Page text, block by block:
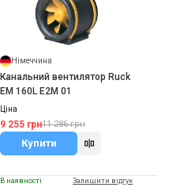
Німеччина
Канальний вентилятор Ruck
EM 160L E2M 01
Ціна
9 255 грн11 286 грн
Купити
В наявності Залишити відгук